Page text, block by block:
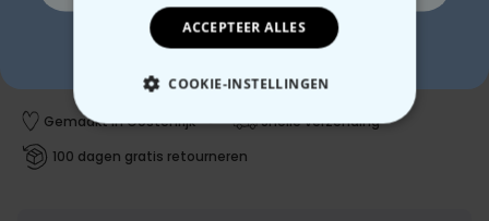
In winkelwagentje
Gemaakt in Oostenrijk
Snelle verzending
100 dagen gratis retourneren
ACCEPTEER ALLES
COOKIE-INSTELLINGEN
NOODZAKELIJK
Nee, ik hou niet van korting